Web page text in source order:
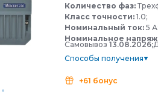
Количество фаз:
Класс точности: 1.0;
Номинальный ток: 5 А;
Номинальное
Самовывоз 13.08.2026;
Способы получения
+61 бонус